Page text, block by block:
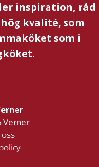
inspiration, råd
kvalité, som
som i
Verner